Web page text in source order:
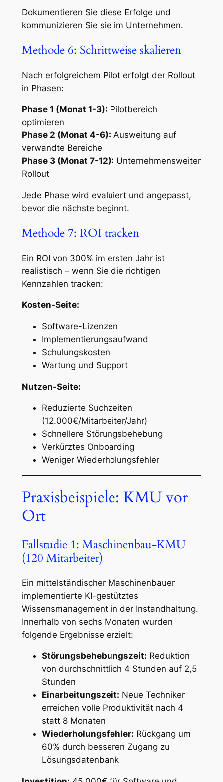
Dokumentieren Sie diese Erfolge und
kommunizieren Sie sie im Unternehmen.
Methode 6: Schrittweise skalieren
Nach erfolgreichem Pilot erfolgt der Rollout
in Phasen:
Phase 1 (Monat 1-3): Pilotbereich
optimieren
Phase 2 (Monat 4-6): Ausweitung auf
verwandte Bereiche
Phase 3 (Monat 7-12): Unternehmensweiter
Rollout
Jede Phase wird evaluiert und angepasst,
bevor die nächste beginnt.
Methode 7: ROI tracken
Ein ROI von 300% im ersten Jahr ist
realistisch – wenn Sie die richtigen
Kennzahlen tracken:
Kosten-Seite:
Software-Lizenzen
Implementierungsaufwand
Schulungskosten
Wartung und Support
Nutzen-Seite:
Reduzierte Suchzeiten
(12.000€/Mitarbeiter/Jahr)
Schnellere Störungsbehebung
Verkürztes Onboarding
Weniger Wiederholungsfehler
Praxisbeispiele: KMU vor
Ort
Fallstudie 1: Maschinenbau-KMU
(120 Mitarbeiter)
Ein mittelständischer Maschinenbauer
implementierte KI-gestütztes
Wissensmanagement in der Instandhaltung.
Innerhalb von sechs Monaten wurden
folgende Ergebnisse erzielt:
Störungsbehebungszeit: Reduktion
von durchschnittlich 4 Stunden auf 2,5
Stunden
Einarbeitungszeit: Neue Techniker
erreichen volle Produktivität nach 4
statt 8 Monaten
Wiederholungsfehler: Rückgang um
60% durch besseren Zugang zu
Lösungsdatenbank